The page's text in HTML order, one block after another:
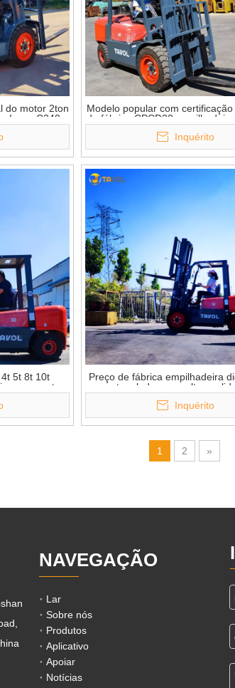
do motor 2ton
Isuzu C240
Modelo popular com
de fábrica CPCD30 empilhadeira
3 toneladas
Inquérito
5t 8t 10t
com motor
Preço de fábrica empilhadeira
toneladas com alta
Inquérito
1 2 »
NAVEGAÇÃO
Lar
Sobre nós
Produtos
Aplicativo
Apoiar
Notícias